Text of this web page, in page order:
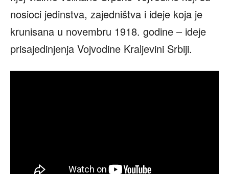
nosioci jedinstva, zajedništva i ideje koja je
krunisana u novembru 1918. godine – ideje
prisajedinjenja Vojvodine Kraljevini Srbiji.